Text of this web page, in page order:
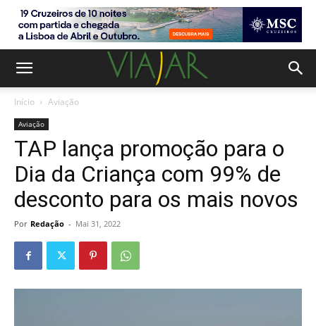
Início Aviação
Aviação
TAP lança promoção para o
Dia da Criança com 99% de
desconto para os mais novos
Por Redação - Mai 31, 2022